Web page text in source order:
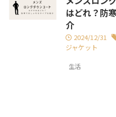
はどれ？防
介
2024/12/31
ジャケット
生活